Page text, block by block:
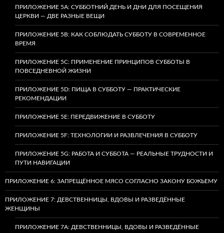
ПРИЛОЖЕНИЕ 5A: СУББОТНИЙ ДЕНЬ И ДНИ ДЛЯ ПОСЕЩЕНИЯ
ЦЕРКВИ — ДВЕ РАЗНЫЕ ВЕЩИ
ПРИЛОЖЕНИЕ 5B: КАК СОБЛЮДАТЬ СУББОТУ В СОВРЕМЕННОЕ
ВРЕМЯ
ПРИЛОЖЕНИЕ 5C: ПРИМЕНЕНИЕ ПРИНЦИПОВ СУББОТЫ В
ПОВСЕДНЕВНОЙ ЖИЗНИ
ПРИЛОЖЕНИЕ 5D: ПИЩА В СУББОТУ — ПРАКТИЧЕСКИЕ
РЕКОМЕНДАЦИИ
ПРИЛОЖЕНИЕ 5E: ПЕРЕДВИЖЕНИЕ В СУББОТУ
ПРИЛОЖЕНИЕ 5F: ТЕХНОЛОГИИ И РАЗВЛЕЧЕНИЯ В СУББОТУ
ПРИЛОЖЕНИЕ 5G: РАБОТА И СУББОТА — РЕАЛЬНЫЕ ТРУДНОСТИ И
ПУТИ НАВИГАЦИИ
ПРИЛОЖЕНИЕ 6: ЗАПРЕЩЁННОЕ МЯСО СОГЛАСНО ЗАКОНУ БОЖЬЕМУ
ПРИЛОЖЕНИЕ 7: ДЕВСТВЕННИЦЫ, ВДОВЫ И РАЗВЕДЁННЫЕ
ЖЕНЩИНЫ
ПРИЛОЖЕНИЕ 7А: ДЕВСТВЕННИЦЫ, ВДОВЫ И РАЗВЕДЁННЫЕ